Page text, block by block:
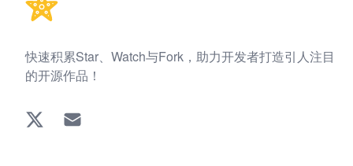
快速积累Star、Watch与Fork，助力开发者打造引人注目
的开源作品！
Twitter EMAIL